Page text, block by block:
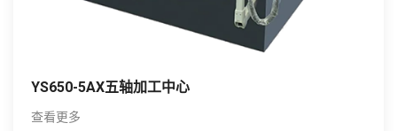
YS650-5AX五轴加工中心
查看更多